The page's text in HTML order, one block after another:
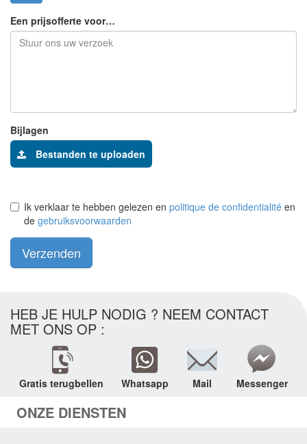
Een prijsofferte voor…
Bijlagen
Bestanden te uploaden
Ik verklaar te hebben gelezen en politique de confidentialité en
de gebruiksvoorwaarden
Verzenden
HEB JE HULP NODIG ? NEEM CONTACT
MET ONS OP :
Gratis terugbellen Whatsapp Mail Messenger
ONZE DIENSTEN